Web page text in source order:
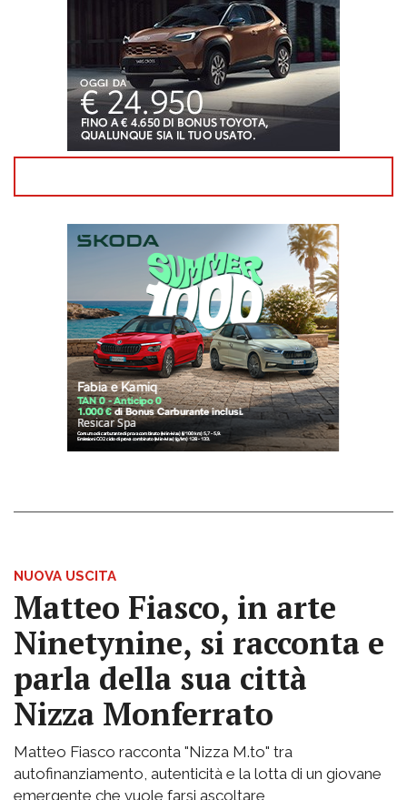
NUOVA USCITA
Matteo Fiasco, in arte
Ninetynine, si racconta e
parla della sua città
Nizza Monferrato
Matteo Fiasco racconta "Nizza M.to" tra
autofinanziamento, autenticità e la lotta di un giovane
emergente che vuole farsi ascoltare